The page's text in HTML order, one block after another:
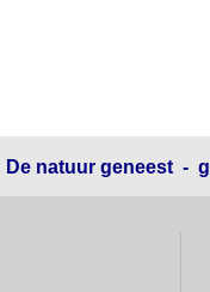
De natuur geneest -